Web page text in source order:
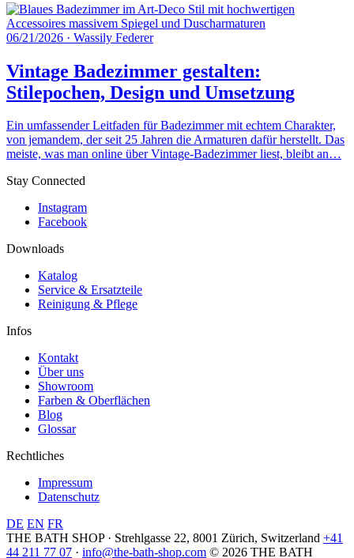
06/21/2026 · Wassily Federer
Vintage Badezimmer gestalten:
Stilepochen, Design und Umsetzung
Ein umfassender Leitfaden für Badezimmer mit echtem Charakter,
von jemandem, der seit 25 Jahren die Armaturen dafür herstellt. Das
meiste, was man online über Vintage-Badezimmer liest, bleibt an…
Stay Connected
Instagram
Facebook
Downloads
Katalog
Service & Ersatzteile
Reinigung & Pflege
Infos
Kontakt
Über uns
Showroom
Farben & Oberflächen
Blog
Glossar
Rechtliches
Impressum
Datenschutz
DE EN FR
THE BATH SHOP · Strehlgasse 22, 8001 Zürich, Switzerland +41
44 211 77 07 · info@the-bath-shop.com © 2026 THE BATH